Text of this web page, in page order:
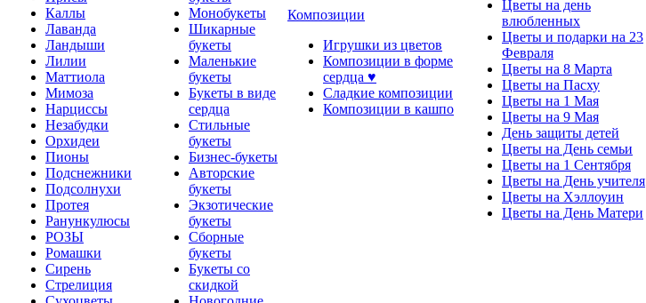
Каллы
Лаванда
Ландыши
Лилии
Маттиола
Мимоза
Нарциссы
Незабудки
Орхидеи
Пионы
Подснежники
Подсолнухи
Протея
Ранункулюсы
РОЗЫ
Ромашки
Сирень
Стрелиция
Монобукеты
Шикарные
букеты
Маленькие
букеты
Букеты в виде
сердца
Стильные
букеты
Бизнес-букеты
Авторские
букеты
Экзотические
букеты
Сборные
букеты
Букеты со
скидкой
Композиции
Игрушки из цветов
Композиции в форме
сердца ♥
Сладкие композиции
Композиции в кашпо
Цветы на день
влюбленных
Цветы и подарки на 23
Февраля
Цветы на 8 Марта
Цветы на Пасху
Цветы на 1 Мая
Цветы на 9 Мая
День защиты детей
Цветы на День семьи
Цветы на 1 Сентября
Цветы на День учителя
Цветы на Хэллоуин
Цветы на День Матери